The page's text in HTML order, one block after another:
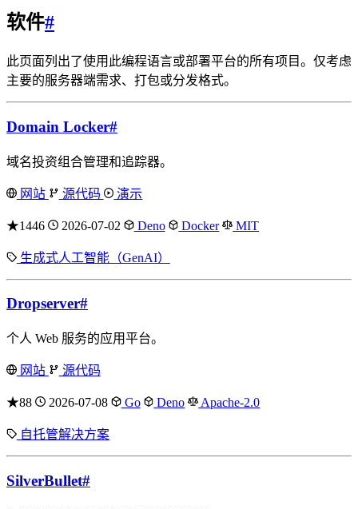
软件#
此页面列出了使用此编程语言或部署平台的所有项目。仅考虑
主要的服务器端需求、打包或分发格式。
Domain Locker#
域名投资组合管理和追踪器。
网站 源代码 演示
★1446 2026-07-02 Deno Docker MIT
生成式人工智能（GenAI）
Dropserver#
个人 Web 服务的应用平台。
网站 源代码
★88 2026-07-08 Go Deno Apache-2.0
自托管解决方案
SilverBullet#